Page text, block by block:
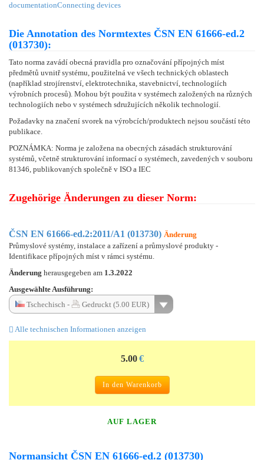
documentationConnecting devices
Die Annotation des Normtextes ČSN EN 61666-ed.2
(013730):
Tato norma zavádí obecná pravidla pro označování přípojných míst
předmětů uvnitř systému, použitelná ve všech technických oblastech
(například strojírenství, elektrotechnika, stavebnictví, technologiích
výrobních procesů). Mohou být použita v systémech založených na různých
technologiích nebo v systémech sdružujících několik technologií.
Požadavky na značení svorek na výrobcích/produktech nejsou součástí této
publikace.
POZNÁMKA: Norma je založena na obecných zásadách strukturování
systémů, včetně strukturování informací o systémech, zavedených v souboru
81346, publikovaných společně v ISO a IEC
Zugehörige Änderungen zu dieser Norm:
ČSN EN 61666-ed.2:2011/A1 (013730) Änderung
Průmyslové systémy, instalace a zařízení a průmyslové produkty -
Identifikace přípojných míst v rámci systému.
Änderung herausgegeben am 1.3.2022
Ausgewählte Ausführung:
Tschechisch -
Gedruckt (5.00 EUR)
Alle technischen Informationen anzeigen
5.00 €
In den Warenkorb
AUF LAGER
Normansicht ČSN EN 61666-ed.2 (013730)